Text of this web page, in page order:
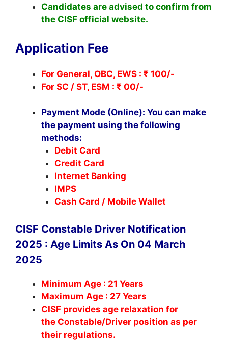
Candidates are advised to confirm from
the CISF official website.
Application Fee
For General, OBC, EWS : ₹ 100/-
For SC / ST, ESM : ₹ 00/-
Payment Mode (Online): You can make
the payment using the following
methods:
Debit Card
Credit Card
Internet Banking
IMPS
Cash Card / Mobile Wallet
CISF Constable Driver Notification
2025 : Age Limits As On 04 March
2025
Minimum Age : 21 Years
Maximum Age : 27 Years
CISF provides age relaxation for
the Constable/Driver position as per
their regulations.